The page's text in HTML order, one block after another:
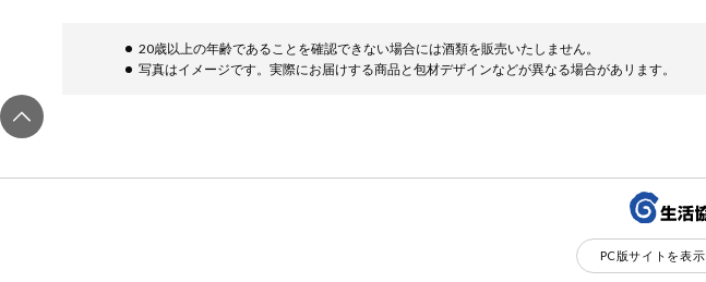
20歳以上の年齢であることを確認できない場合には酒類を販売いたしません。
写真はイメージです。実際にお届けする商品と包材デザインなどが異なる場合があリます。
PC版サイトを表示